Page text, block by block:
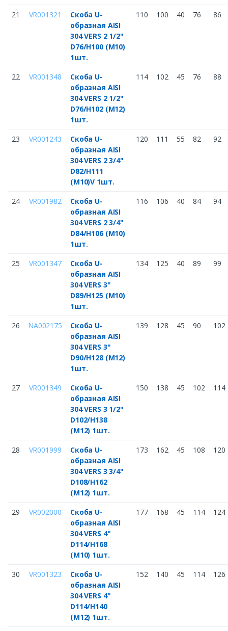
21
VR001321
Скоба U-
образная AISI
304 VERS 2 1/2"
D76/H100 (M10)
1шт.
110 100 40 76 86
22 VR001348
Скоба U-
образная AISI
304 VERS 2 1/2"
D76/H102 (M12)
1шт.
114 102 45 76 88
23 VR001243
Скоба U-
образная AISI
304 VERS 2 3/4"
D82/H111
(M10)V 1шт.
120 111 55 82 92
24 VR001982
Скоба U-
образная AISI
304 VERS 2 3/4"
D84/H106 (M10)
1шт.
116 106 40 84 94
25 VR001347
Скоба U-
образная AISI
304 VERS 3"
D89/H125 (M10)
1шт.
134 125 40 89 99
26 NA002175
Скоба U-
образная AISI
304 VERS 3"
D90/H128 (M12)
1шт.
139 128 45 90 102
27 VR001349
Скоба U-
образная AISI
304 VERS 3 1/2"
D102/H138
(M12) 1шт.
150 138 45 102 114
28 VR001999
Скоба U-
образная AISI
304 VERS 3 3/4"
D108/H162
(M12) 1шт.
173 162 45 108 120
29 VR002000
Скоба U-
образная AISI
304 VERS 4"
D114/H168
(M10) 1шт.
177 168 45 114 124
30 VR001323
Скоба U-
образная AISI
304 VERS 4"
D114/H140
(M12) 1шт.
152 140 45 114 126